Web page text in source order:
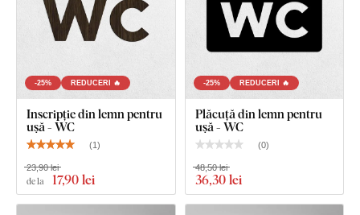
-25% REDUCERI 🔥
Inscripție din lemn pentru
ușă - WC
(1)
de la 17,90 lei
23,90 lei
-25% REDUCERI 🔥
Plăcuță din lemn pentru
ușă - WC
(0)
36,30 lei
48,50 lei